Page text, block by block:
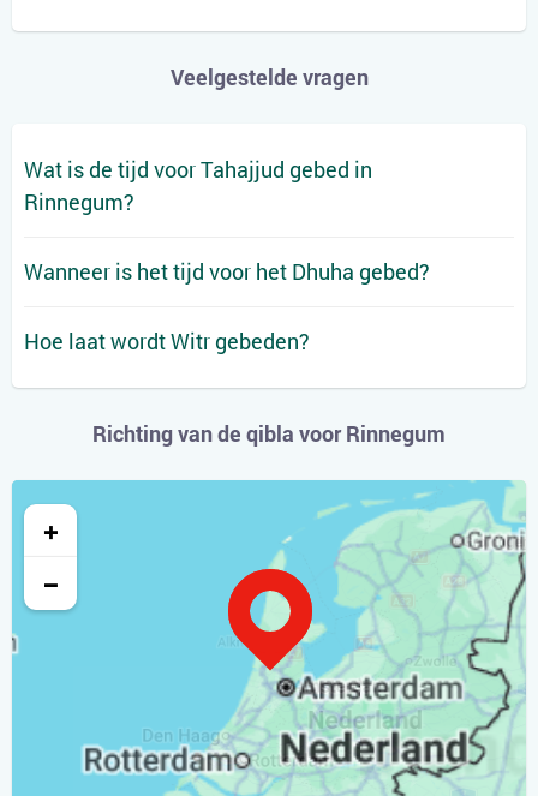
Veelgestelde vragen
Wat is de tijd voor Tahajjud gebed in
Rinnegum?
Wanneer is het tijd voor het Dhuha gebed?
Hoe laat wordt Witr gebeden?
Richting van de qibla voor Rinnegum
+
−